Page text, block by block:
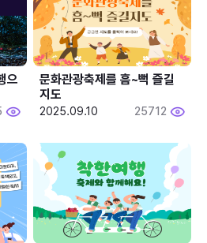
으
문화관광축제를 흠~뻑 즐길
지도
2025.09.10 25712